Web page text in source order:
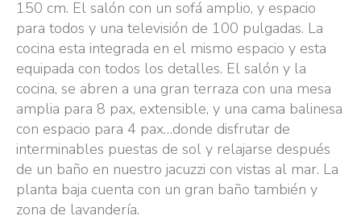
150 cm. El salón con un sofá amplio, y espacio
para todos y una televisión de 100 pulgadas. La
cocina esta integrada en el mismo espacio y esta
equipada con todos los detalles. El salón y la
cocina, se abren a una gran terraza con una mesa
amplia para 8 pax, extensible, y una cama balinesa
con espacio para 4 pax…donde disfrutar de
interminables puestas de sol y relajarse después
de un baño en nuestro jacuzzi con vistas al mar. La
planta baja cuenta con un gran baño también y
zona de lavandería.